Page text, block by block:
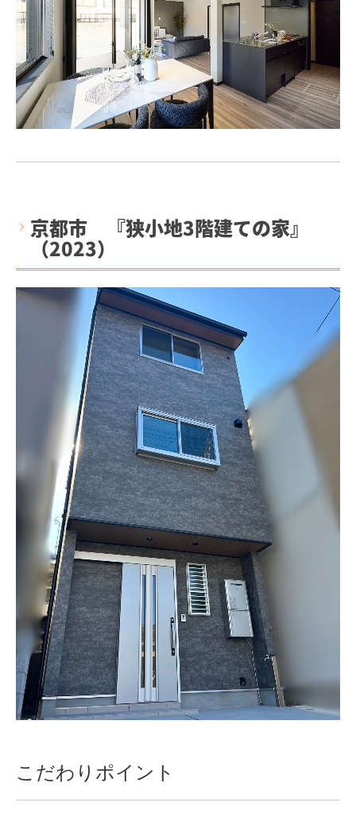
京都市 『狭小地3階建ての家』
（2023）
こだわりポイント